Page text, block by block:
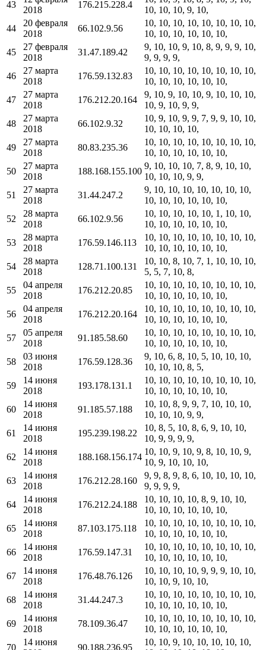
43
2018
176.215.228.4
10, 10, 10, 9, 10,
44
20 февраля
2018
66.102.9.56
10, 10, 10, 10, 10, 10, 10, 10,
10, 10, 10, 10, 10, 10,
45
27 февраля
2018
31.47.189.42
9, 10, 10, 9, 10, 8, 9, 9, 9, 10,
9, 9, 9, 9,
46
27 марта
2018
176.59.132.83
10, 10, 10, 10, 10, 10, 10, 10,
10, 10, 10, 10, 10, 10,
47
27 марта
2018
176.212.20.164
9, 10, 9, 10, 10, 9, 10, 10, 10,
10, 9, 10, 9, 9,
48
27 марта
2018
66.102.9.32
10, 9, 10, 9, 9, 7, 9, 9, 10, 10,
10, 10, 10, 10,
49
27 марта
2018
80.83.235.36
10, 10, 10, 10, 10, 10, 10, 10,
10, 10, 10, 10, 10, 10,
50
27 марта
2018
188.168.155.100
9, 10, 10, 10, 7, 8, 9, 10, 10,
10, 10, 10, 9, 9,
51
27 марта
2018
31.44.247.2
9, 10, 10, 10, 10, 10, 10, 10,
10, 10, 10, 10, 10, 10,
52
28 марта
2018
66.102.9.56
10, 10, 10, 10, 10, 1, 10, 10,
10, 10, 10, 10, 10, 10,
53
28 марта
2018
176.59.146.113
10, 10, 10, 10, 10, 10, 10, 10,
10, 10, 10, 10, 10, 10,
54
28 марта
2018
128.71.100.131
10, 10, 8, 10, 7, 1, 10, 10, 10,
5, 5, 7, 10, 8,
55
04 апреля
2018
176.212.20.85
10, 10, 10, 10, 10, 10, 10, 10,
10, 10, 10, 10, 10, 10,
56
04 апреля
2018
176.212.20.164
10, 10, 10, 10, 10, 10, 10, 10,
10, 10, 10, 10, 10, 10,
57
05 апреля
2018
91.185.58.60
10, 10, 10, 10, 10, 10, 10, 10,
10, 10, 10, 10, 10, 10,
58
03 июня
2018
176.59.128.36
9, 10, 6, 8, 10, 5, 10, 10, 10,
10, 10, 10, 8, 5,
59
14 июня
2018
193.178.131.1
10, 10, 10, 10, 10, 10, 10, 10,
10, 10, 10, 10, 10, 10,
60
14 июня
2018
91.185.57.188
10, 10, 8, 9, 9, 7, 10, 10, 10,
10, 10, 10, 9, 9,
61
14 июня
2018
195.239.198.22
10, 8, 5, 10, 8, 6, 9, 10, 10,
10, 9, 9, 9, 9,
62
14 июня
2018
188.168.156.174
10, 10, 9, 10, 9, 8, 10, 10, 9,
10, 9, 10, 10, 10,
63
14 июня
2018
176.212.28.160
9, 9, 8, 9, 8, 6, 10, 10, 10, 10,
9, 9, 9, 9,
64
14 июня
2018
176.212.24.188
10, 10, 10, 10, 8, 9, 10, 10,
10, 10, 10, 10, 10, 10,
65
14 июня
2018
87.103.175.118
10, 10, 10, 10, 10, 10, 10, 10,
10, 10, 10, 10, 10, 10,
66
14 июня
2018
176.59.147.31
10, 10, 10, 10, 10, 10, 10, 10,
10, 10, 10, 10, 10, 10,
67
14 июня
2018
176.48.76.126
10, 10, 10, 10, 9, 9, 9, 10, 10,
10, 10, 9, 10, 10,
68
14 июня
2018
31.44.247.3
10, 10, 10, 10, 10, 10, 10, 10,
10, 10, 10, 10, 10, 10,
69
14 июня
2018
78.109.36.47
10, 10, 10, 10, 10, 10, 10, 10,
10, 10, 10, 10, 10, 10,
70
14 июня
90.188.236.95
10, 10, 9, 10, 10, 10, 10, 10,